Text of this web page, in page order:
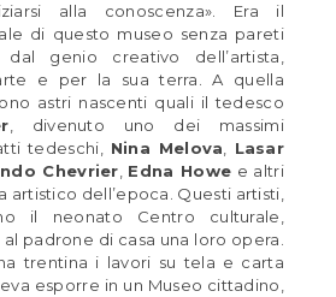
alla conoscenza». Era il
di questo museo senza pareti
genio creativo dell’artista,
e per la sua terra. A quella
astri nascenti quali il tedesco
, divenuto uno dei massimi
tedeschi, Nina Melova, Lasar
Chevrier, Edna Howe e altri
artistico dell’epoca. Questi artisti,
il neonato Centro culturale,
padrone di casa una loro opera.
trentina i lavori su tela e carta
esporre in un Museo cittadino,